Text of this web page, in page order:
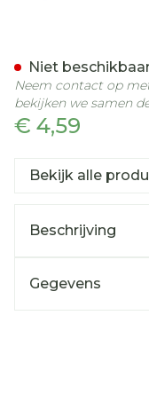
€ 4,59
Niet
Neem contact op
bekijken we samen
Bekijk alle
Beschrijving
Gegevens